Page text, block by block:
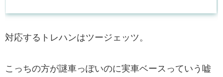
対応するトレハンはツージェッツ。
こっちの方が謎車っぽいのに実車ベースっていう嘘